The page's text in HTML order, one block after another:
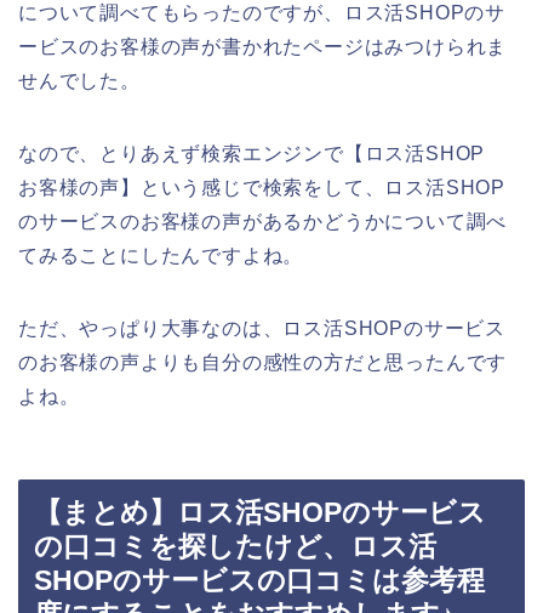
について調べてもらったのですが、ロス活SHOPのサ
ービスのお客様の声が書かれたページはみつけられま
せんでした。
なので、とりあえず検索エンジンで【ロス活SHOP
お客様の声】という感じで検索をして、ロス活SHOP
のサービスのお客様の声があるかどうかについて調べ
てみることにしたんですよね。
ただ、やっぱり大事なのは、ロス活SHOPのサービス
のお客様の声よりも自分の感性の方だと思ったんです
よね。
【まとめ】ロス活SHOPのサービス
の口コミを探したけど、ロス活
SHOPのサービスの口コミは参考程